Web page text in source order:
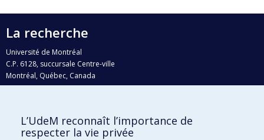
La recherche
Université de Montréal
C.P. 6128, succursale Centre-ville
Montréal, Québec, Canada
H3C 3J7
Qui fait quoi?
L’UdeM reconnaît l’importance de
respecter la vie privée